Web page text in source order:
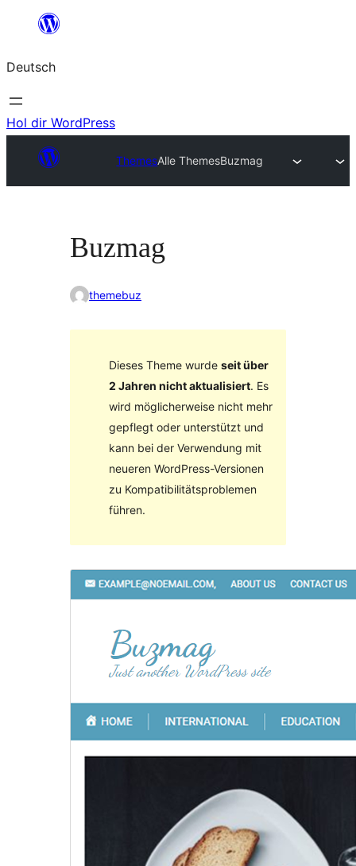
springen
Deutsch
Hol dir WordPress
ThemesAlle ThemesBuzmag
Buzmag
themebuz
Dieses Theme wurde seit über
2 Jahren nicht aktualisiert. Es
wird möglicherweise nicht mehr
gepflegt oder unterstützt und
kann bei der Verwendung mit
neueren WordPress-Versionen
zu Kompatibilitätsproblemen
führen.